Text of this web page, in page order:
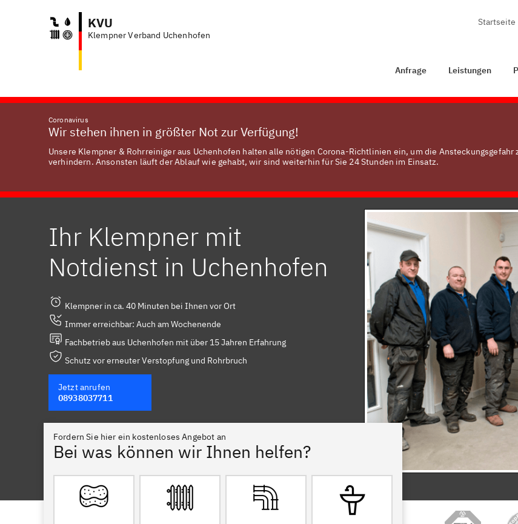
KVU
Klempner Verband Uchenhofen
Startseite
Anfrage Leistungen
Coronavirus
Wir stehen ihnen in größter Not zur Verfügung!
Unsere Klempner & Rohrreiniger aus Uchenhofen halten alle nötigen Corona-Richtlinien ein, um die Ansteckungsgefahr
verhindern. Ansonsten läuft der Ablauf wie gehabt, wir sind weiterhin für Sie 24 Stunden im Einsatz.
Ihr Klempner mit
Notdienst in Uchenhofen
Klempner in ca. 40 Minuten bei Ihnen vor Ort
Immer erreichbar: Auch am Wochenende
Fachbetrieb aus Uchenhofen mit über 15 Jahren Erfahrung
Schutz vor erneuter Verstopfung und Rohrbruch
Jetzt anrufen
08938037711
Fordern Sie hier ein kostenloses Angebot an
Bei was können wir Ihnen helfen?